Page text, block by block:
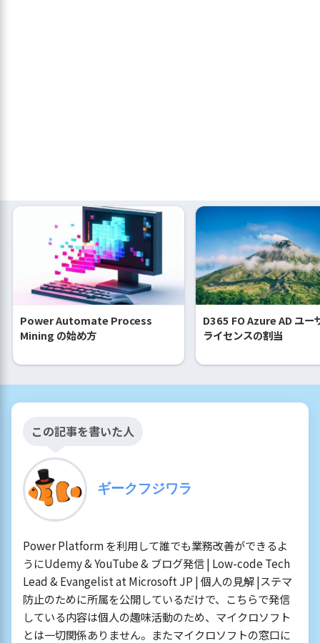
Power Automate Process
Mining の始め方
D365 FO Azure AD ユー
ライセンスの割当
この記事を書いた人
ギークフジワラ
Power Platform を利用して誰でも業務改善ができるよ
うにUdemy & YouTube & ブログ発信 | Low-code Tech
Lead & Evangelist at Microsoft JP | 個人の見解 |ステマ
防止のために所属を公開しているだけで、こちらで発信
している内容は個人の趣味活動のため、マイクロソフト
とは一切関係ありません。またマイクロソフトの窓口に